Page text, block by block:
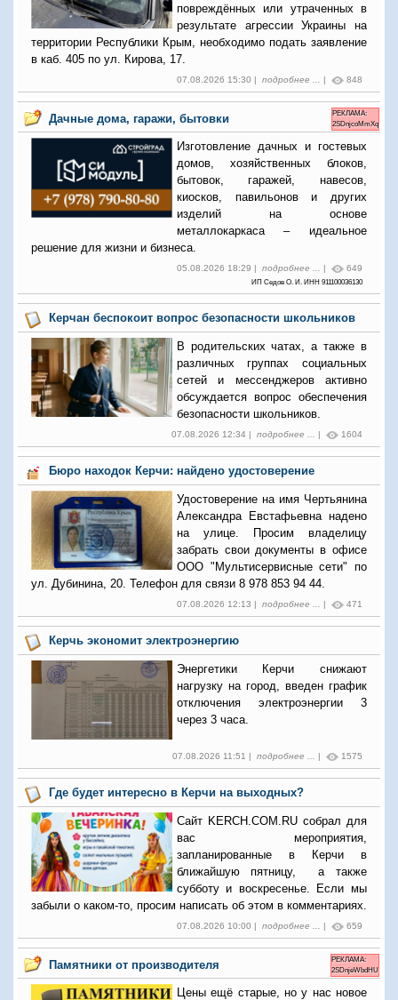
повреждённых или утраченных в
результате агрессии Украины на
территории Республики Крым, необходимо подать заявление
в каб. 405 по ул. Кирова, 17.
07.08.2026 15:30 | подробнее ... | 848
Дачные дома, гаражи, бытовки
РЕКЛАМА:
2SDnjcoMmXq
Изготовление дачных и гостевых
домов, хозяйственных блоков,
бытовок, гаражей, навесов,
киосков, павильонов и других
изделий на основе
металлокаркаса – идеальное
решение для жизни и бизнеса.
05.08.2026 18:29 | подробнее ... | 649
ИП Седов О. И. ИНН 911100036130
Керчан беспокоит вопрос безопасности школьников
В родительских чатах, а также в
различных группах социальных
сетей и мессенджеров активно
обсуждается вопрос обеспечения
безопасности школьников.
07.08.2026 12:34 | подробнее ... | 1604
Бюро находок Керчи: найдено удостоверение
Удостоверение на имя Чертьянина
Александра Евстафьевна надено
на улице. Просим владелицу
забрать свои документы в офисе
ООО "Мультисервисные сети" по
ул. Дубинина, 20. Телефон для связи 8 978 853 94 44.
07.08.2026 12:13 | подробнее ... | 471
Керчь экономит электроэнергию
Энергетики Керчи снижают
нагрузку на город, введен график
отключения электроэнергии 3
через 3 часа.
07.08.2026 11:51 | подробнее ... | 1575
Где будет интересно в Керчи на выходных?
Сайт KERCH.COM.RU собрал для
вас мероприятия,
запланированные в Керчи в
ближайшую пятницу, а также
субботу и воскресенье. Если мы
забыли о каком-то, просим написать об этом в комментариях.
07.08.2026 10:00 | подробнее ... | 659
Памятники от производителя
РЕКЛАМА:
2SDnjeWbdHU
Цены ещё старые, но у нас новое